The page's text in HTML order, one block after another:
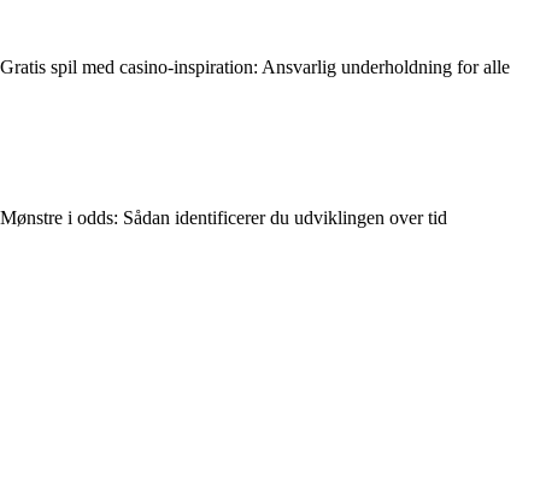
Gratis spil med casino-inspiration: Ansvarlig underholdning for alle
Mønstre i odds: Sådan identificerer du udviklingen over tid